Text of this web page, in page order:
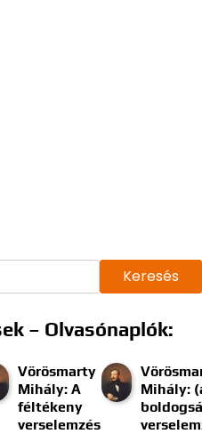
Keresés
– Olvasónaplók:
Vörösmarty
Mihály: A
féltékeny
verselemzés
Mihály: